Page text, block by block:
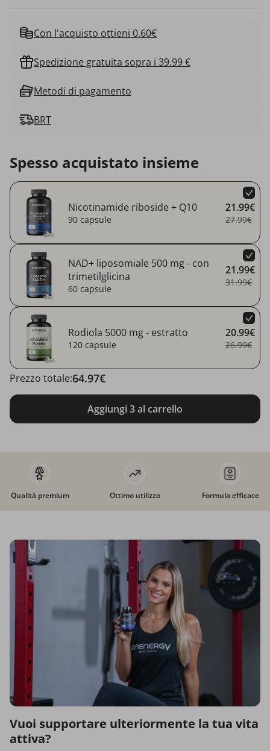
Con l'acquisto ottieni 0.60€
Spedizione gratuita sopra i 39.99 €
Metodi di pagamento
BRT
Spesso acquistato insieme
Nicotinamide riboside + Q10
90 capsule
21.99€
27.99€
NAD+ liposomiale 500 mg - con
trimetilglicina
60 capsule
21.99€
31.99€
Rodiola 5000 mg - estratto
120 capsule
20.99€
26.99€
Aggiungi 3 al carrello
Prezzo totale:64.97€
Qualità premium Ottimo utilizzo Formula efficace
Vuoi supportare ulteriormente la tua vita
attiva?